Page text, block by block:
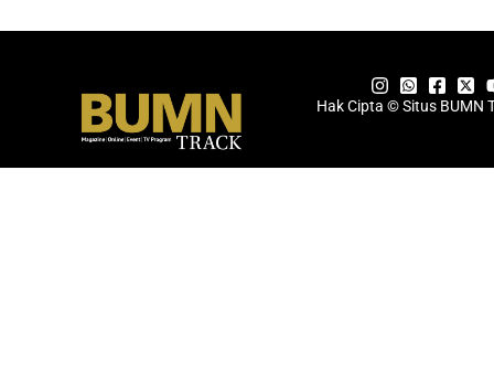
Hak Cipta © Situs BUMN